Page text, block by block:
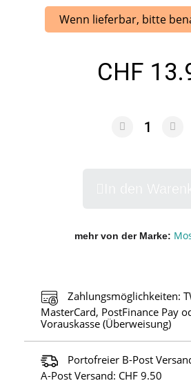
Wenn lieferbar, bitte
CHF
mehr von der Marke
Zahlungsmöglichkeiten:
MasterCard, PostFinance Pay
Vorauskasse (Überweisung)
Portofreier B-Post
A-Post Versand: CHF 9.50